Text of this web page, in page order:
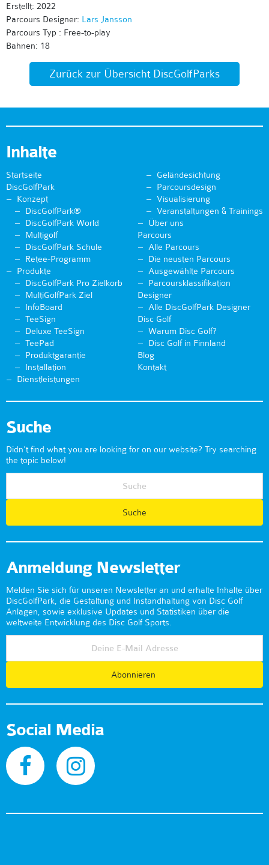
Erstellt: 2022
Parcours Designer: Lars Jansson
Parcours Typ : Free-to-play
Bahnen: 18
Zurück zur Übersicht DiscGolfParks
Inhalte
Startseite
DiscGolfPark
Konzept
DiscGolfPark®
DiscGolfPark World
Multigolf
DiscGolfPark Schule
Retee-Programm
Produkte
DiscGolfPark Pro Zielkorb
MultiGolfPark Ziel
InfoBoard
TeeSign
Deluxe TeeSign
TeePad
Produktgarantie
Installation
Dienstleistungen
Geländesichtung
Parcoursdesign
Visualisierung
Veranstaltungen & Trainings
Über uns
Parcours
Alle Parcours
Die neusten Parcours
Ausgewählte Parcours
Parcoursklassifikation
Designer
Alle DiscGolfPark Designer
Disc Golf
Warum Disc Golf?
Disc Golf in Finnland
Blog
Kontakt
Suche
Didn't find what you are looking for on our website? Try searching
the topic below!
Anmeldung Newsletter
Melden Sie sich für unseren Newsletter an und erhalte Inhalte über
DiscGolfPark, die Gestaltung und Instandhaltung von Disc Golf
Anlagen, sowie exklusive Updates und Statistiken über die
weltweite Entwicklung des Disc Golf Sports.
Abonnieren
Social Media